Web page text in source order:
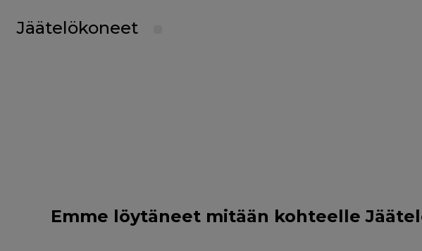
Jäätelökoneet
Emme löytäneet mitään kohteelle